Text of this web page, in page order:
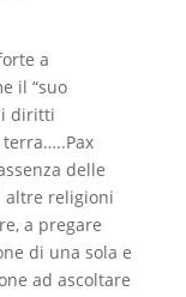
a
il “suo
diritti
delle
religioni
a pregare
di una sola e
ad ascoltare